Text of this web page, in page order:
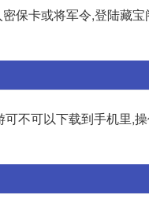
保卡或将军令,登陆藏
不可以下载到手机里,